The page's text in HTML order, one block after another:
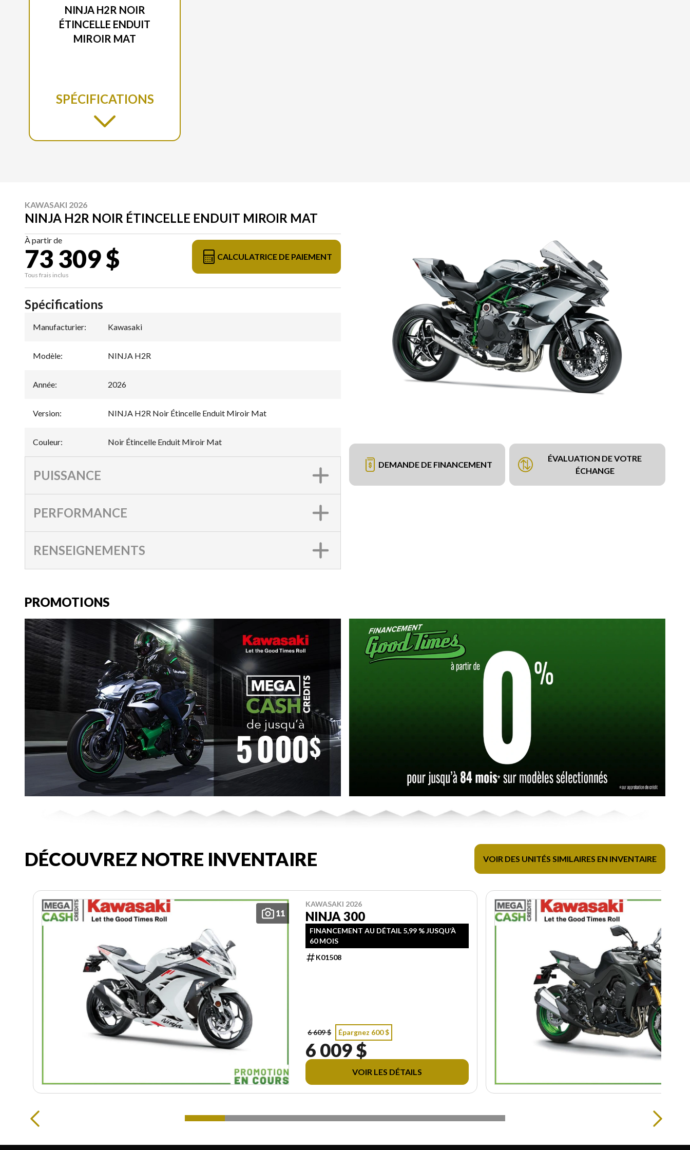
NINJA H2R NOIR
ÉTINCELLE ENDUIT
MIROIR MAT
SPÉCIFICATIONS
KAWASAKI 2026
NINJA H2R NOIR ÉTINCELLE ENDUIT MIROIR MAT
À partir de
73 309 $
Tous frais inclus
CALCULATRICE DE PAIEMENT
DEMANDE DE FINANCEMENT
ÉVALUATION DE VOTRE
ÉCHANGE
Spécifications
Manufacturier: Kawasaki
Modèle: NINJA H2R
Année: 2026
Version: NINJA H2R Noir Étincelle Enduit Miroir Mat
Couleur: Noir Étincelle Enduit Miroir Mat
PUISSANCE
PERFORMANCE
RENSEIGNEMENTS
PROMOTIONS
DÉCOUVREZ NOTRE INVENTAIRE VOIR DES UNITÉS SIMILAIRES EN INVENTAIRE
11
KAWASAKI 2026
NINJA 300
FINANCEMENT AU DÉTAIL 5,99 % JUSQU’À
60 MOIS
K01508
6 609 $ Épargnez 600 $
6 009 $
VOIR LES DÉTAILS